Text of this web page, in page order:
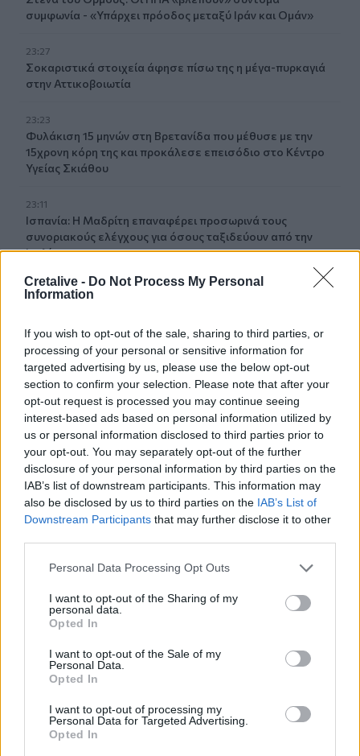
Cretalive - Do Not Process My Personal
Information
If you wish to opt-out of the sale, sharing to third parties, or
processing of your personal or sensitive information for
targeted advertising by us, please use the below opt-out
section to confirm your selection. Please note that after your
opt-out request is processed you may continue seeing
interest-based ads based on personal information utilized by
us or personal information disclosed to third parties prior to
your opt-out. You may separately opt-out of the further
disclosure of your personal information by third parties on the
IAB’s list of downstream participants. This information may
also be disclosed by us to third parties on the IAB’s List of
Downstream Participants that may further disclose it to other
Personal Data Processing Opt Outs
I want to opt-out of the Sharing of my
personal data.
Opted In
I want to opt-out of the Sale of my
Personal Data.
Opted In
I want to opt-out of processing my
Personal Data for Targeted Advertising.
Opted In
συμφωνία - «Υπάρχει πρόοδος μεταξύ Ιράν και Ομάν»
23:27
Σοκαριστικά στοιχεία άφησε πίσω της η μέγα-πυρκαγιά
στην Αττικοβοιωτία
23:23
Φυλάκιση 15 μηνών στη Βρετανίδα που μέθυσε με την
15χρονη κόρη της και προκάλεσε επεισόδιο στο Κέντρο
Υγείας Σκιάθου
23:11
Ισπανία: Η Μαδρίτη επαναφέρει προσωρινά τους
συνοριακούς ελέγχους για όσους ταξιδεύουν από την
Ιταλία
23:02
22:47
Σητεία: Φωτιά στα Αχλάδια, δύσκολη μάχη με τις φλόγες
- Βίντεο
22:39
Βρετανία: Κατά συρροή δολοφόνος καταδικάστηκε για
δύο δολοφονίες γυναικών - Η συγγνώμη από την
αστυνομία
22:32
Πανεπιστήμιο Κρήτης: 3,35 εκατ. ευρώ από το Υπουργείο
Παιδείας, για το στεγαστικό επίδομα των φοιτητών
Ηράκλειο: “Σκουπίδια κατάχαμα, μια ψησταριά στο
πουθενά κι ένα αμάξι παρατημένο στο πάρκο”
Καιρός: “Πορτοκαλί” συναγερμός στην Κρήτη - Ζέστη και
πολύ υψηλός κίνδυνος πυρκαγιάς!
22:02
Σφοδρή επίθεση κατά Καρυστιανού-Γρατσία από πρώην